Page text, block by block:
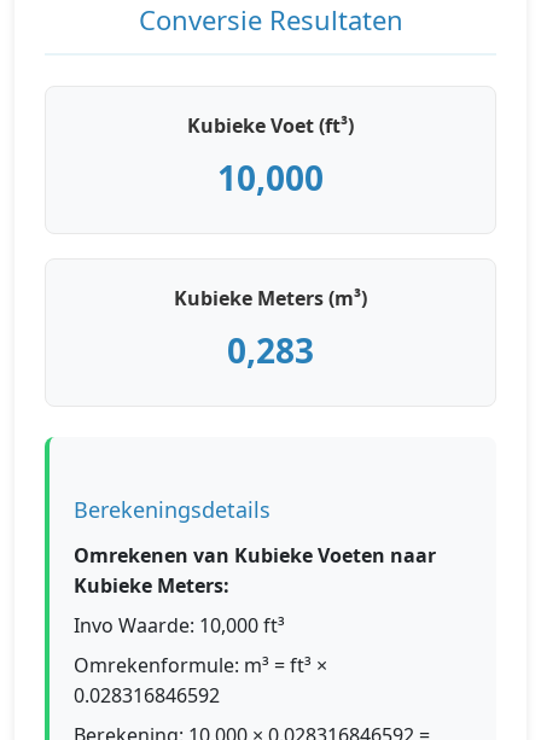
Conversie Resultaten
Kubieke Voet (ft³)
10,000
Kubieke Meters (m³)
0,283
Berekeningsdetails
Omrekenen van Kubieke Voeten naar
Kubieke Meters:
Invo Waarde: 10,000 ft³
Omrekenformule: m³ = ft³ ×
0.028316846592